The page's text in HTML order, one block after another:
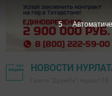
НОВОСТИ
3